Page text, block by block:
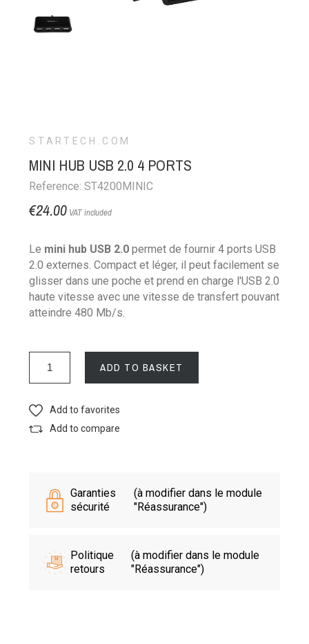
STARTECH.COM
MINI HUB USB 2.0 4 PORTS
Reference: ST4200MINIC
€24.00 VAT included
Le mini hub USB 2.0 permet de fournir 4 ports USB
2.0 externes. Compact et léger, il peut facilement se
glisser dans une poche et prend en charge l'USB 2.0
haute vitesse avec une vitesse de transfert pouvant
atteindre 480 Mb/s.
ADD TO BASKET
Add to favorites
Add to compare
Garanties
sécurité
(à modifier dans le module
"Réassurance")
Politique
retours
(à modifier dans le module
"Réassurance")